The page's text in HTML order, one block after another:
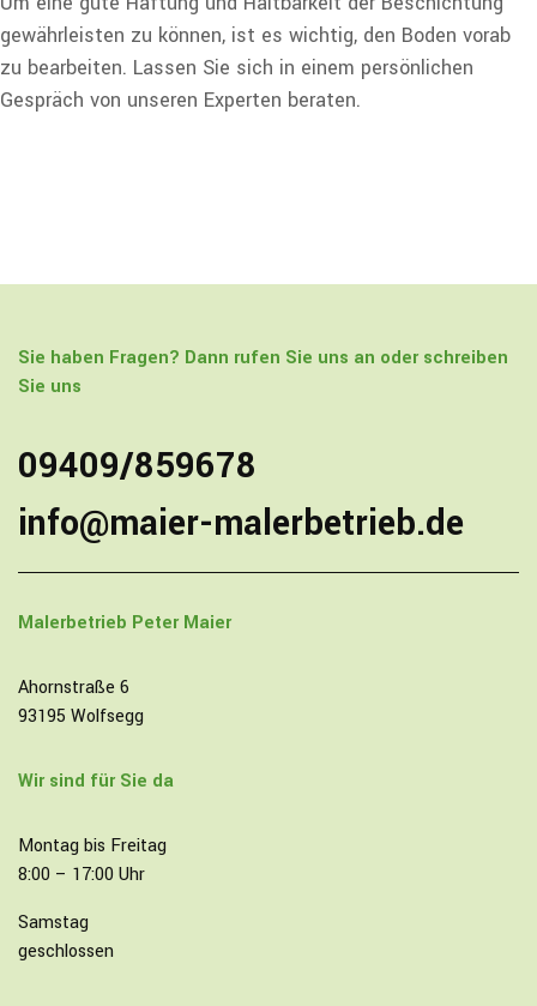
gewährleisten zu können, ist es wichtig, den Boden vorab
zu bearbeiten. Lassen Sie sich in einem persönlichen
Gespräch von unseren Experten beraten.
Sie haben Fragen? Dann rufen Sie uns an oder schreiben
Sie uns
09409/859678
info@maier-malerbetrieb.de
Malerbetrieb Peter Maier
Ahornstraße 6
93195 Wolfsegg
Wir sind für Sie da
Montag bis Freitag
8:00 – 17:00 Uhr
Samstag
geschlossen